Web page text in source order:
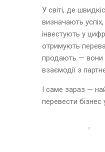
У світі, де
визначають
інвестують у
отримують
продають — вони
взаємодії з
І саме зараз —
перевести